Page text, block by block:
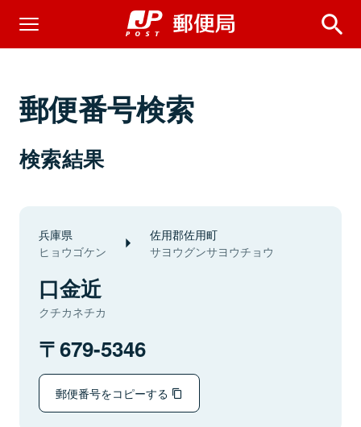
郵便番号検索
検索結果
兵庫県
ヒョウゴケン
佐用郡佐用町
サヨウグンサヨウチョウ
口金近
クチカネチカ
679-5346
郵便番号をコピーする